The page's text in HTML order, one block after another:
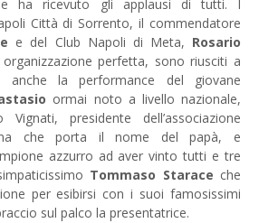
e ha ricevuto gli applausi di tutti. I
Città di Sorrento, il commendatore
e del Club Napoli di Meta, Rosario
perfetta, sono riusciti a
anche la performance del giovane
ormai noto a livello nazionale,
presidente dell’associazione
che porta il nome del papà, e
azzurro ad aver vinto tutti e tre
Tommaso Starace che
per esibirsi con i suoi famosissimi
sul palco la presentatrice.